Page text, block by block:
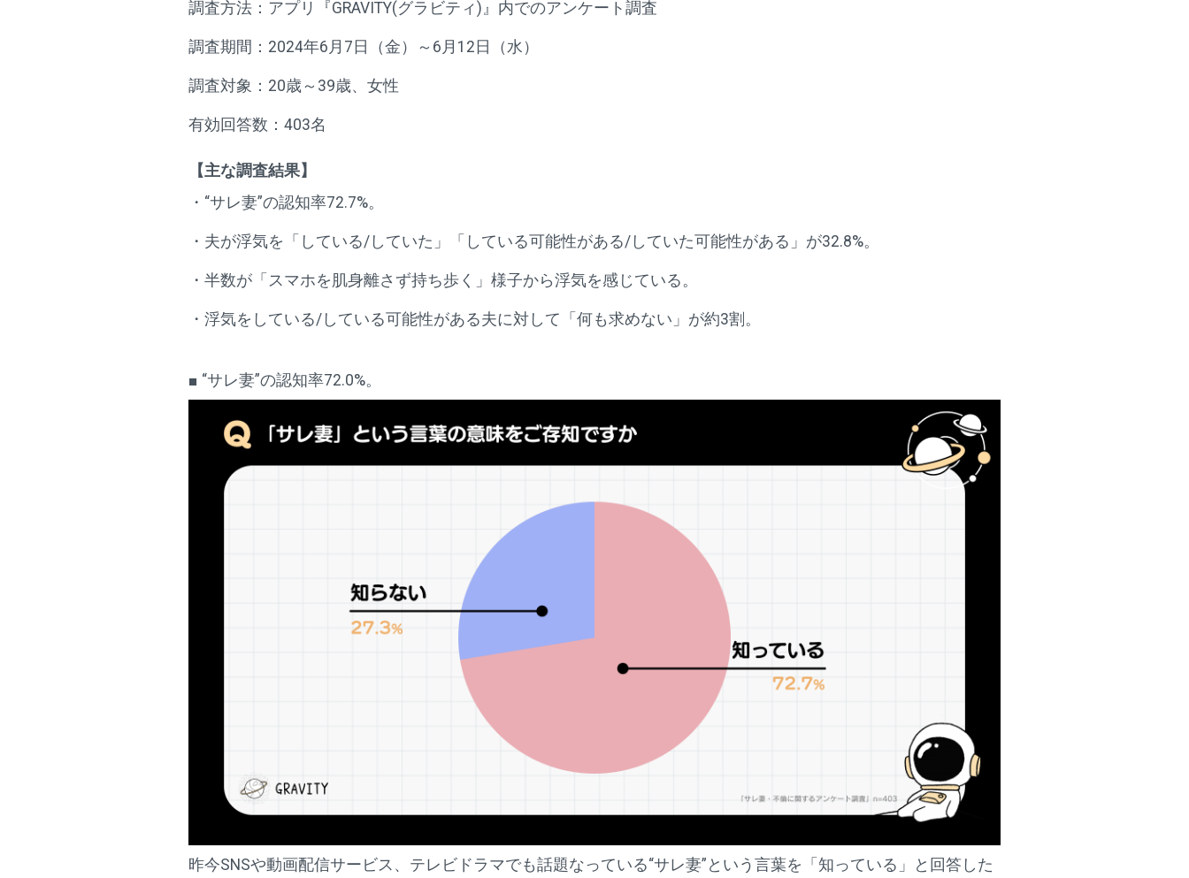
調査方法：アプリ『GRAVITY(グラビティ)』内でのアンケート調査
調査期間：2024年6月7日（金）～6月12日（水）
調査対象：20歳～39歳、女性
有効回答数：403名
【主な調査結果】
・“サレ妻”の認知率72.7%。
・夫が浮気を「している/していた」「している可能性がある/していた可能性がある」が32.8%。
・半数が「スマホを肌身離さず持ち歩く」様子から浮気を感じている。
・浮気をしている/している可能性がある夫に対して「何も求めない」が約3割。
■ “サレ妻”の認知率72.0%。
昨今SNSや動画配信サービス、テレビドラマでも話題なっている“サレ妻”という言葉を「知っている」と回答した